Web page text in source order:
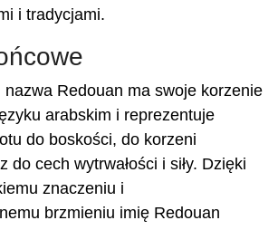
i tradycjami.
nazwa Redouan ma swoje korzenie
arabskim i reprezentuje
do boskości, do korzeni
do cech wytrwałości i siły. Dzięki
znaczeniu i
brzmieniu imię Redouan